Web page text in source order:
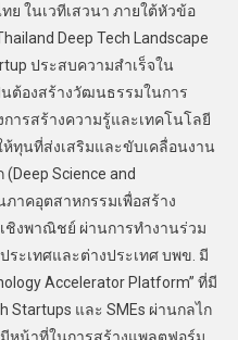
ย ในเวทีเสวนา ภายใต้หัวข้อ
Deep Tech Landscape
ประสบความสำเร็จใน
นต้องสร้างวัฒนธรรมในการ
ารสร้างความรู้และเทคโนโลยี
ห้ทุนที่ส่งเสริมและขับเคลื่อนงาน
Science and
ภาคอุตสาหกรรมเพื่อสร้าง
งพาณิชย์ ผ่านการทำงานร่วม
ระเทศและต่างประเทศ บพข. มี
Accelerator Platform” ที่มี
Startups และ SMEs ผ่านกลไก
หน้าที่ในการสร้างแพลตฟอร์ม